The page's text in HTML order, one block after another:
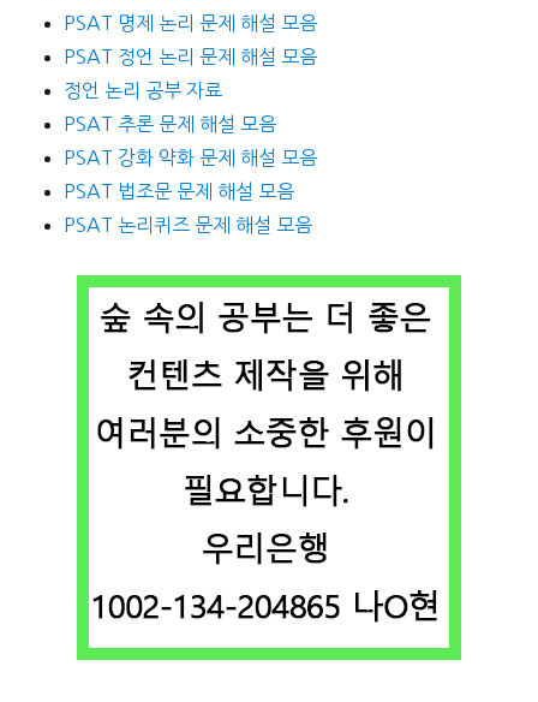
PSAT 명제 논리 문제 해설 모음
PSAT 정언 논리 문제 해설 모음
정언 논리 공부 자료
PSAT 추론 문제 해설 모음
PSAT 강화 약화 문제 해설 모음
PSAT 법조문 문제 해설 모음
PSAT 논리퀴즈 문제 해설 모음